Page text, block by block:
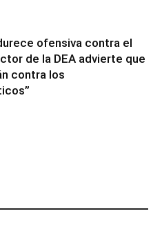
ofensiva contra el
de la DEA advierte que
contra los